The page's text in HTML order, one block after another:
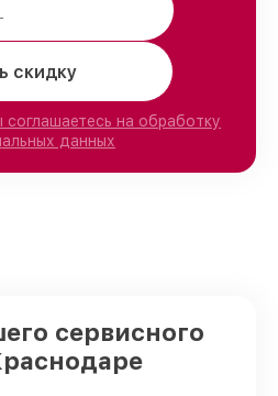
скидку
соглашаетесь на обработку
данных
сервисного